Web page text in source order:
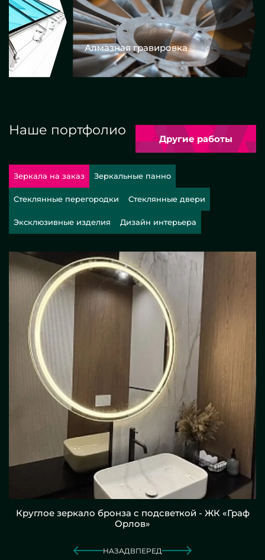
Алмазная гравировка
Наше портфолио
Другие работы
Зеркала на заказ Зеркальные панно
Стеклянные перегородки Стеклянные двери
Эксклюзивные изделия Дизайн интерьера
Круглое зеркало бронза с подсветкой - ЖК «Граф
Орлов»
НАЗАД ВПЕРЕД